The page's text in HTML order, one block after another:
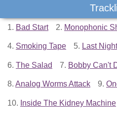
1. Bad Start 2. Monophonic
4. Smoking Tape 5. Last
6. The Salad 7. Bobby Can't
8. Analog Worms Attack 9.
10. Inside The Kidney Machine